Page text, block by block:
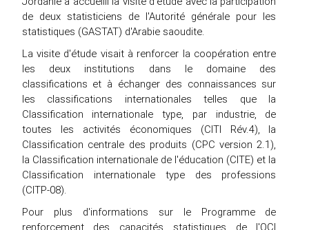
de deux statisticiens de l'Autorité générale pour les
statistiques (GASTAT) d'Arabie saoudite.
La visite d'étude visait à renforcer la coopération entre
les deux institutions dans le domaine des
classifications et à échanger des connaissances sur
les classifications internationales telles que la
Classification internationale type, par industrie, de
toutes les activités économiques (CITI Rév.4), la
Classification centrale des produits (CPC version 2.1),
la Classification internationale de l'éducation (CITE) et la
Classification internationale type des professions
(CITP-08).
Pour plus d'informations sur le Programme de
renforcement des capacités statistiques de l'OCI